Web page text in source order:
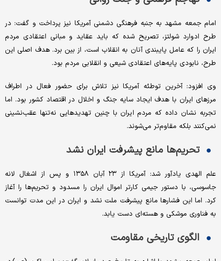
امام جمعه مشهد به جنبه فرهنگی دشمنی آمریکا نیز پرداخت و گفت: در
طرح ادوارد شولتز، تصریح شده که باید عقاید و مبانی اعتقادی مردم
ایران را که عامل پایبندی آنان به انقلاب است، از بین برد. هدف اصلی این
طرح، نابودی پایه‌های اعتقادی شیعی و انقلابی مردم بود.
وی افزود: آخرین توطئه آمریکا نیز تلاش برای حضور فعال در اطراف
مرزهای ایران با هدف ایجاد سایه جنگ و اخلال در اقتصاد کشور بود. اما
تجربه نشان داده که مردم ایران با چنین تهدیدهایی نه‌تنها عقب‌نشینی
نمی‌کنند بلکه مقاوم‌تر می‌شوند.
تحریم‌ها مانع پیشرفت ایران نشد
علم الهدی یادآور شد: آمریکا از ۲۳ آبان ۱۳۵۸ و پس از اشغال لانه
جاسوسی، با دستور جیمی کارتر اموال ایران را مسدود و تحریم‌ها را آغاز
کرد. اما این فشارها مانع پیشرفت ملت نشد و ایران در این مدت توانست
به فناوری موشکی و هسته‌ای دست یابد.
الگوی تاریخی مقاومت